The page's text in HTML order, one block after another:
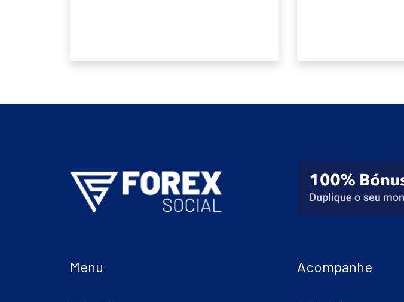
Menu Acompanhe